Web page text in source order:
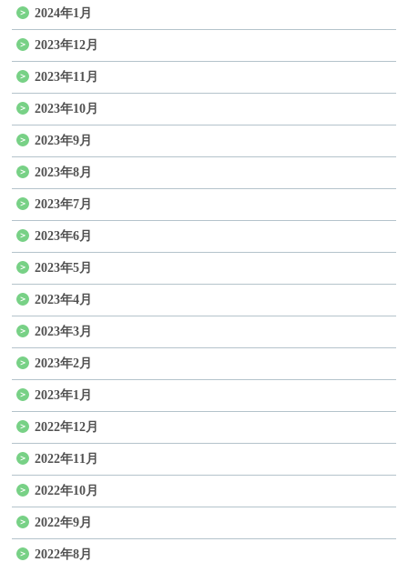
2024年1月
2023年12月
2023年11月
2023年10月
2023年9月
2023年8月
2023年7月
2023年6月
2023年5月
2023年4月
2023年3月
2023年2月
2023年1月
2022年12月
2022年11月
2022年10月
2022年9月
2022年8月